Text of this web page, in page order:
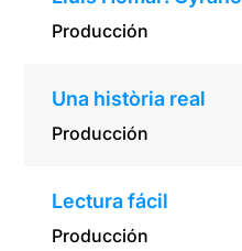
Producción
Una història real
Producción
Lectura fácil
Producción